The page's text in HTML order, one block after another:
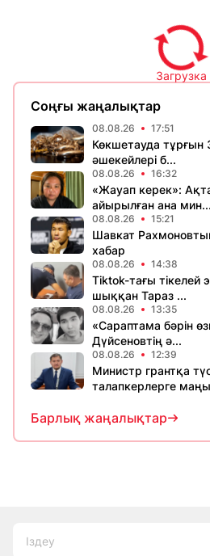
Загрузка
Соңғы жаңалықтар
08.08.26 17:51
Көкшетауда тұрғын
әшекейлері б...
08.08.26 16:32
«Жауап керек»:
айырылған ана мин...
08.08.26 15:21
Шавкат
хабар
08.08.26 14:38
Tiktok-тағы тікелей
шыққан Тараз ...
08.08.26 13:35
«Сараптама бәрін
Дүйсеновтің ә...
08.08.26 12:39
Министр грантқа
талапкерлерге
Барлық жаңалықтар